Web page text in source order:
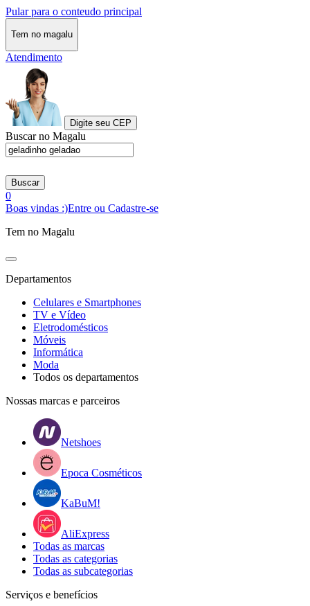
Pular para o conteudo principal
Tem no magalu
Atendimento
Digite seu CEP
Buscar no Magalu
Buscar
0
Boas vindas :)Entre ou Cadastre-se
Tem no Magalu
Departamentos
Celulares e Smartphones
TV e Vídeo
Eletrodomésticos
Móveis
Informática
Moda
Todos os departamentos
Nossas marcas e parceiros
Netshoes
Epoca Cosméticos
KaBuM!
AliExpress
Todas as marcas
Todas as categorias
Todas as subcategorias
Serviços e benefícios